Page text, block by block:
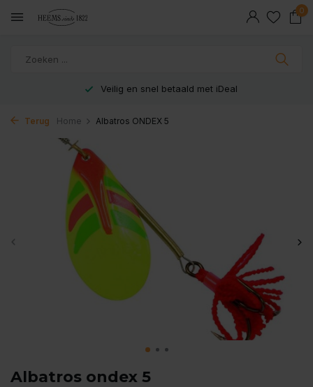
0
Veilig en snel betaald met iDeal
Terug Home Albatros ONDEX 5
Albatros ondex 5